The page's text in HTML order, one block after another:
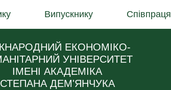
Випускнику Співпраця
ЕКОНОМІКО-
УНІВЕРСИТЕТ
ІМЕНІ АКАДЕМІКА
СТЕПАНА ДЕМ'ЯНЧУКА